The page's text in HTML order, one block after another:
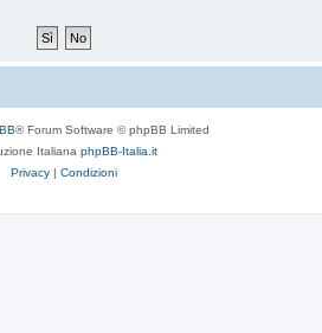
® Forum Software © phpBB Limited
Italiana phpBB-Italia.it
Privacy | Condizioni